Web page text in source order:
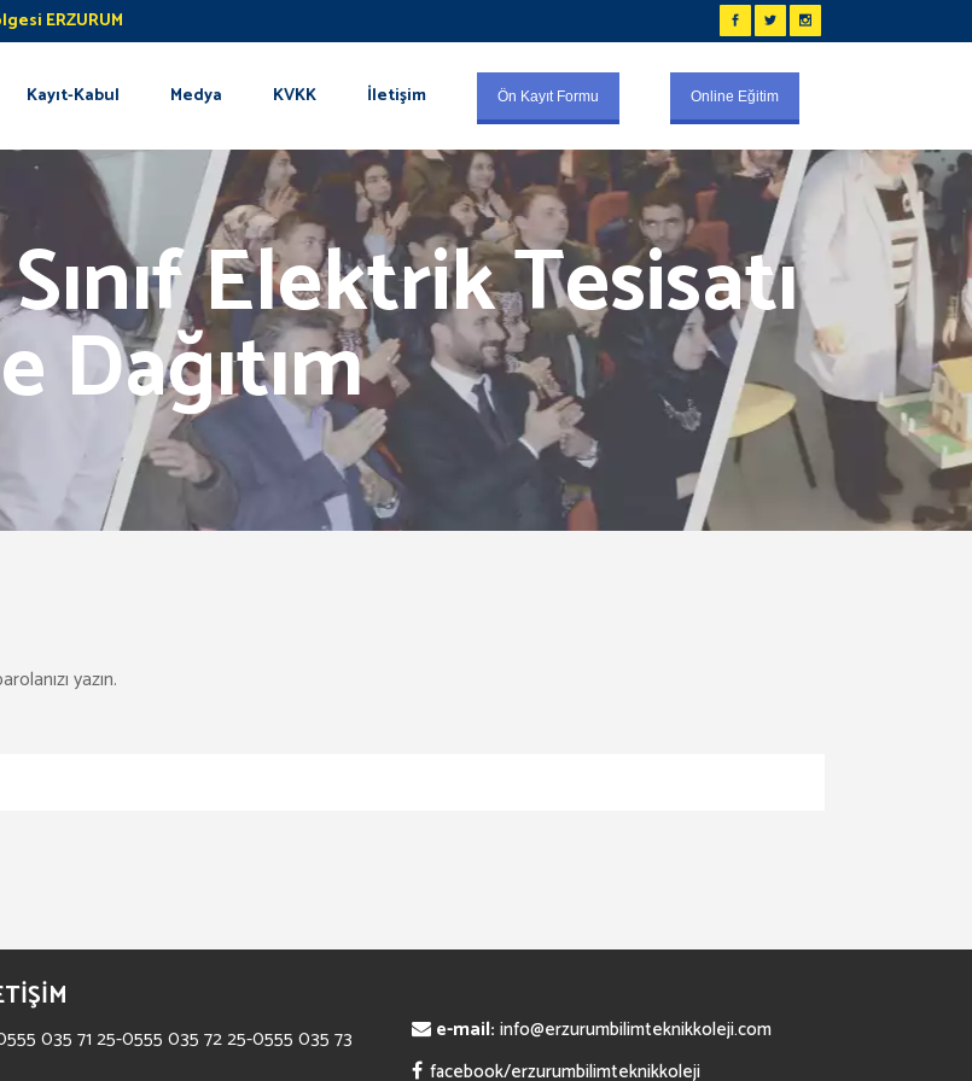
ERZURUM
Kayıt-Kabul Medya KVKK İletişim Ön Kayıt Formu Online Eğitim
Elektrik Tesisatı
Dağıtım
yazın.
035 71 25-0555 035 72 25-0555 035 73
e-mail: info@erzurumbilimteknikkoleji.com
facebook/erzurumbilimteknikkoleji